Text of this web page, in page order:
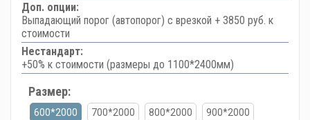
Доп. опции:
Выпадающий порог (автопорог) с врезкой + 3850 руб. к
стоимости
Нестандарт:
+50% к стоимости (размеры до 1100*2400мм)
Размер:
600*2000 700*2000 800*2000 900*2000